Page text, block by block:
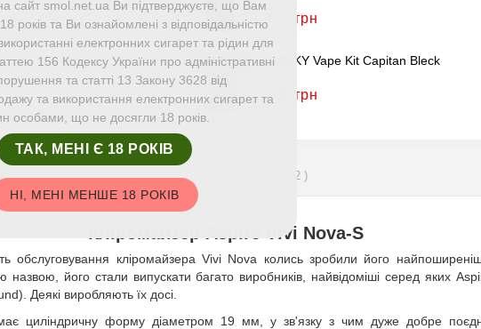
170 грн
SMOKY Vape Kit Capitan Bleck
200 грн
ВКЛАДЕННЯ ВІДГУКИ ( 12 )
Кліромайзер Aspire Vivi Nova-S
обслуговування кліромайзера Vivi Nova колись зробили його
його стали випускати багато виробників, найвідоміші серед яких
Деякі виробляють їх досі.
циліндричну форму діаметром 19 мм, у зв'язку з чим дуже добре
сайт smol.net.ua Ви підтверджуєте, що Вам
років та Ви ознайомлені з відповідальністю
електронних сигарет та рідин для
156 Кодексу України про адміністративні
та статті 13 Закону 3628 від
та використання електронних сигарет та
особами, що не досягли 18 років.
ТАК, МЕНІ Є 18 РОКІВ
НІ, МЕНІ МЕНШЕ 18 РОКІВ